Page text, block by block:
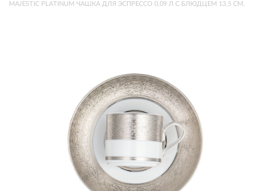
MAJESTIC PLATINUM ЧАШКА ДЛЯ ЭСПРЕССО 0,09 Л С БЛЮДЦЕМ 13,5 СМ.